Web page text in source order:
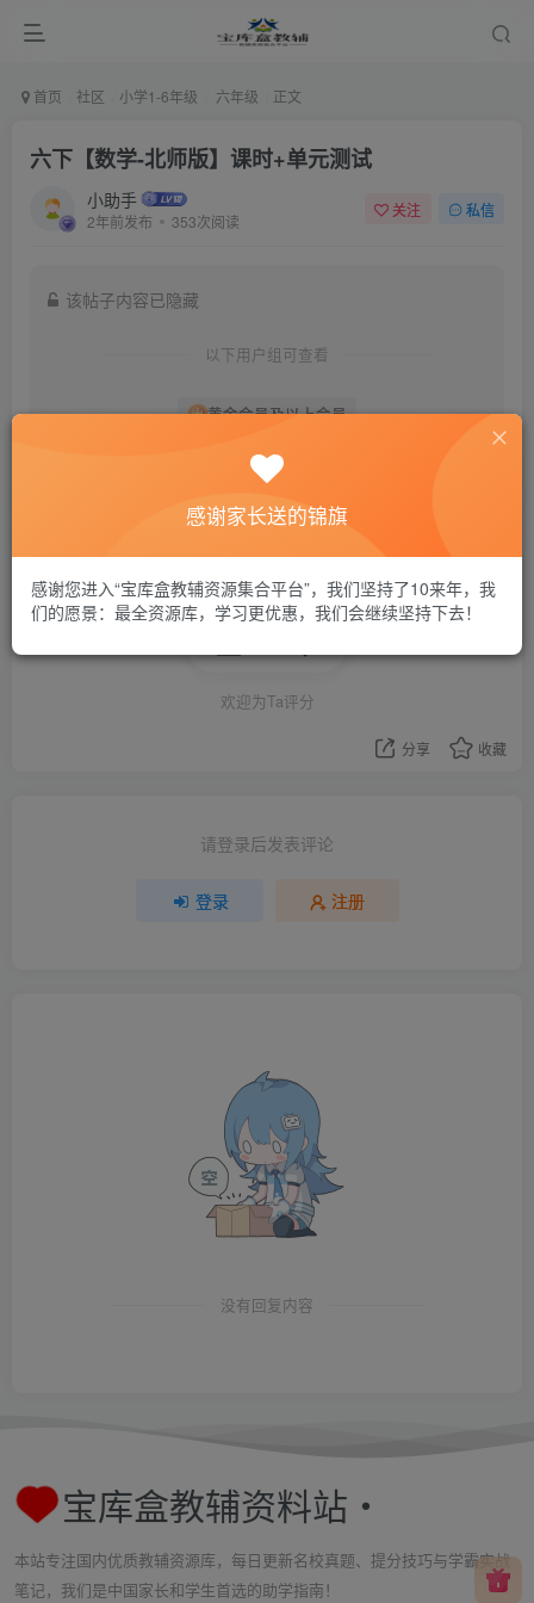
首页 社区 小学1-6年级 六年级 正文
六下【数学-北师版】课时+单元测试
小助手
2年前发布 353次阅读
关注 私信
该帖子内容已隐藏
以下用户组可查看
黄金会员及以上会员
登录后查看我的权限
登录 注册
欢迎为Ta评分
分享 收藏
请登录后发表评论
登录 注册
没有回复内容
宝库盒教辅资料站・
本站专注国内优质教辅资源库，每日更新名校真题、提分技巧与学霸实战
笔记，我们是中国家长和学生首选的助学指南！
感谢家长送的锦旗
感谢您进入“宝库盒教辅资源集合平台”，我们坚持了10来年，我
们的愿景：最全资源库，学习更优惠，我们会继续坚持下去！